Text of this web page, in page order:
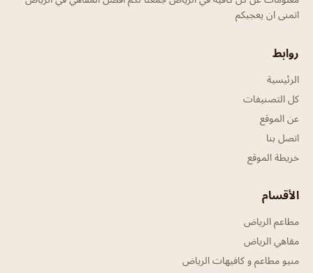
اتمنى ان يعجبكم
روابط
الرئيسية
كل التصنيفات
عن الموقع
اتصل بنا
خريطة الموقع
الأقسام
مطاعم الرياض
مقاهي الرياض
منيو مطاعم و كافيهات الرياض